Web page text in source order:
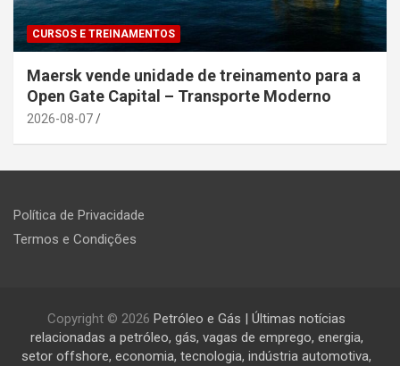
CURSOS E TREINAMENTOS
Maersk vende unidade de treinamento para a
Open Gate Capital – Transporte Moderno
2026-08-07
Política de Privacidade
Termos e Condições
Copyright © 2026 Petróleo e Gás | Últimas notícias
relacionadas a petróleo, gás, vagas de emprego, energia,
setor offshore, economia, tecnologia, indústria automotiva,